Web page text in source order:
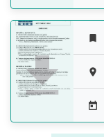



